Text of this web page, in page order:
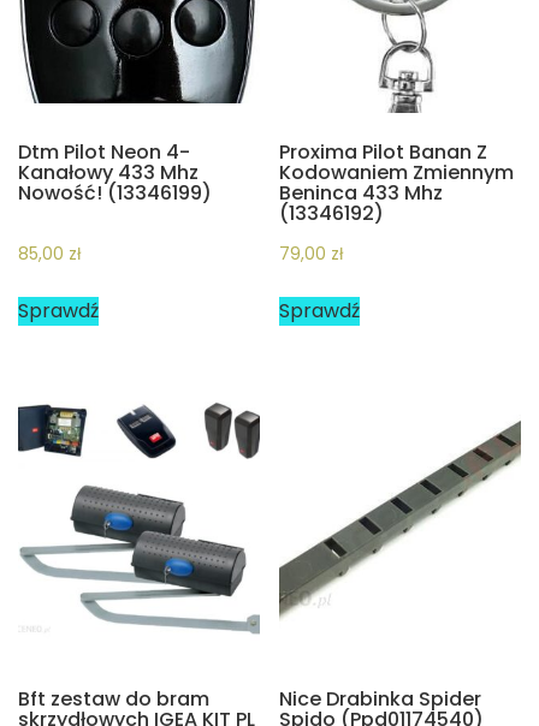
Dtm Pilot Neon 4-
Kanałowy 433 Mhz
Nowość! (13346199)
85,00 zł
Sprawdź
Proxima Pilot Banan Z
Kodowaniem Zmiennym
Beninca 433 Mhz
(13346192)
79,00 zł
Sprawdź
Bft zestaw do bram
skrzydłowych IGEA KIT PL
Nice Drabinka Spider
Spido (Ppd01174540)